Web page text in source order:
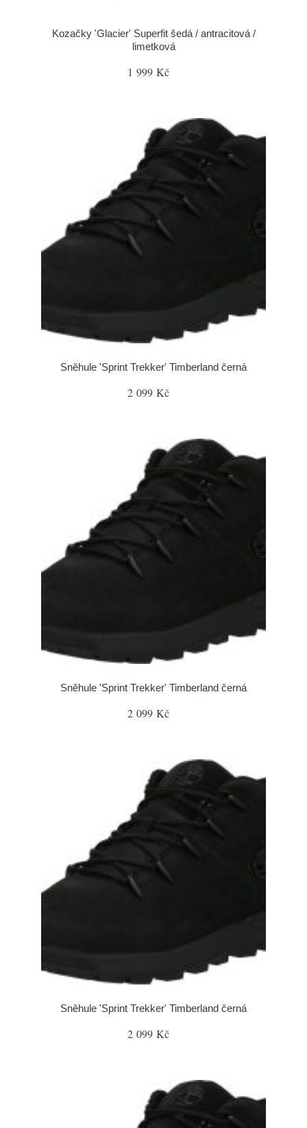
Kozačky 'Glacier' Superfit šedá / antracitová /
limetková
1 999 Kč
Sněhule 'Sprint Trekker' Timberland černá
2 099 Kč
Sněhule 'Sprint Trekker' Timberland černá
2 099 Kč
Sněhule 'Sprint Trekker' Timberland černá
2 099 Kč